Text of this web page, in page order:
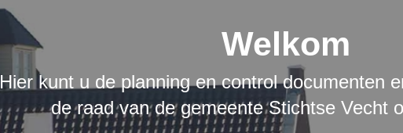
Welkom
Hier kunt u de planning en control documenten
de raad van de gemeente Stichtse Vecht